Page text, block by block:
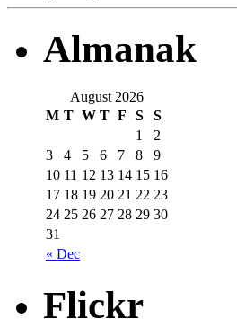
Almanak
August 2026
M T W T F S S
« Dec
1
2
3
4 5 6 7 8
9
10 11 12 13 14 15 16
17 18 19 20 21 22 23
24 25 26 27 28 29 30
31
Flickr